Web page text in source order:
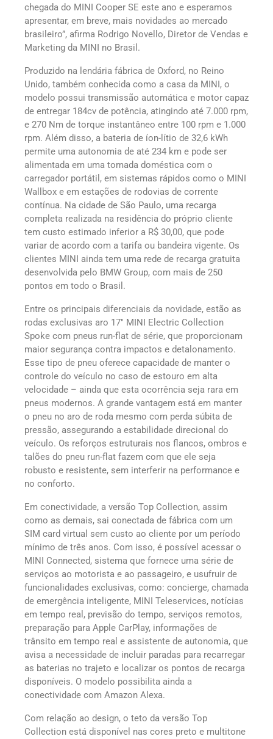
chegada do MINI Cooper SE este ano e esperamos
apresentar, em breve, mais novidades ao mercado
brasileiro”, afirma Rodrigo Novello, Diretor de Vendas e
Marketing da MINI no Brasil.
Produzido na lendária fábrica de Oxford, no Reino
Unido, também conhecida como a casa da MINI, o
modelo possui transmissão automática e motor capaz
de entregar 184cv de potência, atingindo até 7.000 rpm,
e 270 Nm de torque instantâneo entre 100 rpm e 1.000
rpm. Além disso, a bateria de íon-lítio de 32,6 kWh
permite uma autonomia de até 234 km e pode ser
alimentada em uma tomada doméstica com o
carregador portátil, em sistemas rápidos como o MINI
Wallbox e em estações de rodovias de corrente
contínua. Na cidade de São Paulo, uma recarga
completa realizada na residência do próprio cliente
tem custo estimado inferior a R$ 30,00, que pode
variar de acordo com a tarifa ou bandeira vigente. Os
clientes MINI ainda tem uma rede de recarga gratuita
desenvolvida pelo BMW Group, com mais de 250
pontos em todo o Brasil.
Entre os principais diferenciais da novidade, estão as
rodas exclusivas aro 17″ MINI Electric Collection
Spoke com pneus run-flat de série, que proporcionam
maior segurança contra impactos e detalonamento.
Esse tipo de pneu oferece capacidade de manter o
controle do veículo no caso de estouro em alta
velocidade – ainda que esta ocorrência seja rara em
pneus modernos. A grande vantagem está em manter
o pneu no aro de roda mesmo com perda súbita de
pressão, assegurando a estabilidade direcional do
veículo. Os reforços estruturais nos flancos, ombros e
talões do pneu run-flat fazem com que ele seja
robusto e resistente, sem interferir na performance e
no conforto.
Em conectividade, a versão Top Collection, assim
como as demais, sai conectada de fábrica com um
SIM card virtual sem custo ao cliente por um período
mínimo de três anos. Com isso, é possível acessar o
MINI Connected, sistema que fornece uma série de
serviços ao motorista e ao passageiro, e usufruir de
funcionalidades exclusivas, como: concierge, chamada
de emergência inteligente, MINI Teleservices, notícias
em tempo real, previsão do tempo, serviços remotos,
preparação para Apple CarPlay, informações de
trânsito em tempo real e assistente de autonomia, que
avisa a necessidade de incluir paradas para recarregar
as baterias no trajeto e localizar os pontos de recarga
disponíveis. O modelo possibilita ainda a
conectividade com Amazon Alexa.
Com relação ao design, o teto da versão Top
Collection está disponível nas cores preto e multitone